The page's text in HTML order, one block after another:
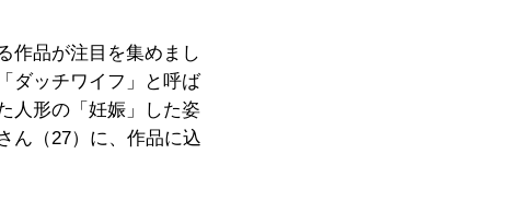
作品が注目を集めまし
ダッチワイフ」と呼ば
人形の「妊娠」した姿
ん（27）に、作品に込